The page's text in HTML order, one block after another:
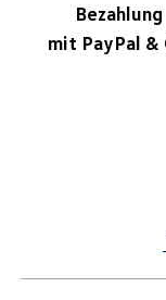
Bezahlung
mit PayPal &